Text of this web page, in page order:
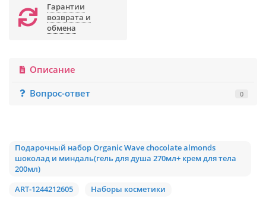
Гарантии
возврата и
обмена
Описание
Вопрос-ответ
0
Подарочный набор Organic Wave chocolate almonds
шоколад и миндаль(гель для душа 270мл+ крем для тела
200мл)
ART-1244212605
Наборы косметики